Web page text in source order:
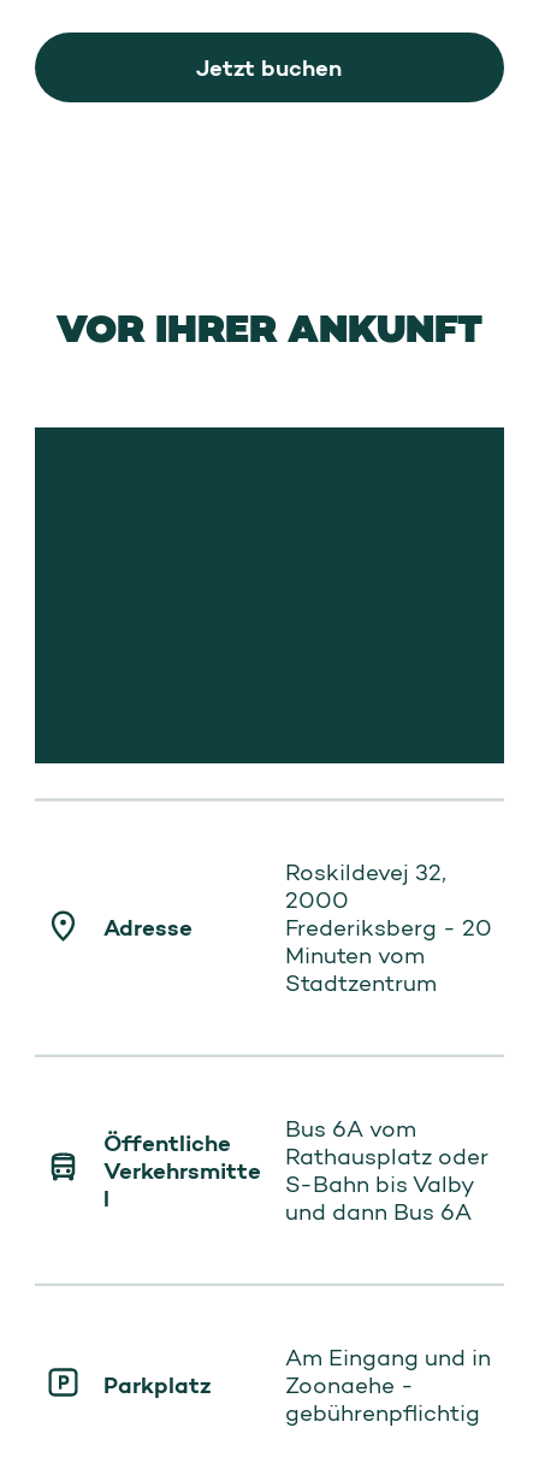
Jetzt buchen
VOR IHRER ANKUNFT
Adresse
Roskildevej 32,
2000
Frederiksberg - 20
Minuten vom
Stadtzentrum
Öffentliche
Verkehrsmitte
l
Bus 6A vom
Rathausplatz oder
S-Bahn bis Valby
und dann Bus 6A
Parkplatz
Am Eingang und in
Zoonaehe -
gebührenpflichtig